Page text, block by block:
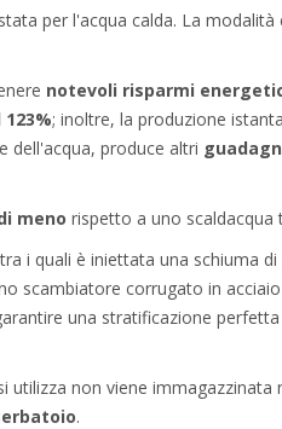
per l'acqua calda. La
notevoli risparmi
; inoltre, la produzione
dell'acqua, produce altri
meno rispetto a uno scaldacqua
i quali è iniettata una schiuma
scambiatore corrugato in
una stratificazione perfetta
utilizza non viene
.